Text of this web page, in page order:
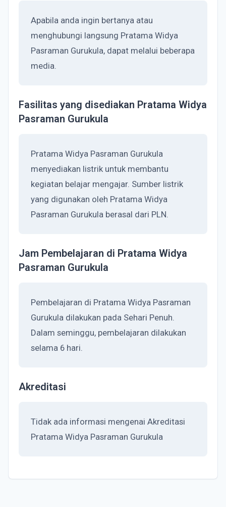
Apabila anda ingin bertanya atau
menghubungi langsung Pratama Widya
Pasraman Gurukula, dapat melalui beberapa
media.
Fasilitas yang disediakan Pratama Widya
Pasraman Gurukula
Pratama Widya Pasraman Gurukula
menyediakan listrik untuk membantu
kegiatan belajar mengajar. Sumber listrik
yang digunakan oleh Pratama Widya
Pasraman Gurukula berasal dari PLN.
Jam Pembelajaran di Pratama Widya
Pasraman Gurukula
Pembelajaran di Pratama Widya Pasraman
Gurukula dilakukan pada Sehari Penuh.
Dalam seminggu, pembelajaran dilakukan
selama 6 hari.
Akreditasi
Tidak ada informasi mengenai Akreditasi
Pratama Widya Pasraman Gurukula